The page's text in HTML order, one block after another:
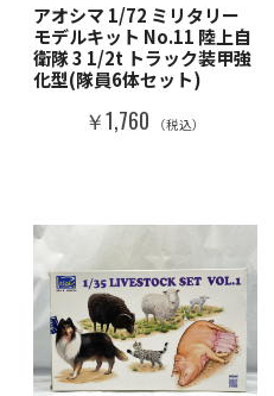
アオシマ 1/72 ミリタリー
モデルキット No.11 陸上自
衛隊 3 1/2t トラック装甲強
化型(隊員6体セット)
￥1,760 （税込）